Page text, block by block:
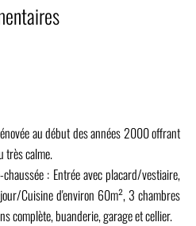
au début des années 2000 offrant
très calme.
: Entrée avec placard/vestiaire,
Cuisine d'environ 60m², 3 chambres
complète, buanderie, garage et cellier.